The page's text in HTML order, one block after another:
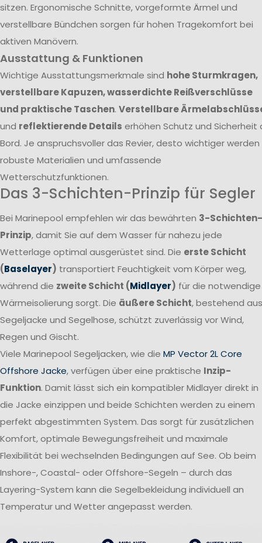
sitzen. Ergonomische Schnitte, vorgeformte Ärmel und
verstellbare Bündchen sorgen für hohen Tragekomfort bei
aktiven Manövern.
Ausstattung & Funktionen
Wichtige Ausstattungsmerkmale sind hohe Sturmkragen,
verstellbare Kapuzen, wasserdichte Reißverschlüsse
und praktische Taschen. Verstellbare
und reflektierende Details erhöhen Schutz und Sicherheit
Bord. Je anspruchsvoller das Revier, desto wichtiger werden
robuste Materialien und umfassende
Wetterschutzfunktionen.
Das 3-Schichten-Prinzip für Segler
Bei Marinepool empfehlen wir das bewährten 3-Schichten-
Prinzip, damit Sie auf dem Wasser für nahezu jede
Wetterlage optimal ausgerüstet sind. Die erste Schicht
(Baselayer) transportiert Feuchtigkeit vom Körper weg,
während die zweite Schicht (Midlayer) für die notwendige
Wärmeisolierung sorgt. Die äußere Schicht, bestehend aus
Segeljacke und Segelhose, schützt zuverlässig vor Wind,
Regen und Gischt.
Viele Marinepool Segeljacken, wie die MP Vector 2L Core
Offshore Jacke, verfügen über eine praktische Inzip-
Funktion. Damit lässt sich ein kompatibler Midlayer direkt in
die Jacke einzippen und beide Schichten werden zu einem
perfekt abgestimmten System. Das sorgt für zusätzlichen
Komfort, optimale Bewegungsfreiheit und maximale
Flexibilität bei wechselnden Bedingungen auf See. Ob beim
Inshore-, Coastal- oder Offshore-Segeln – durch das
Layering-System kann die Segelbekleidung individuell an
Temperatur und Wetter angepasst werden.